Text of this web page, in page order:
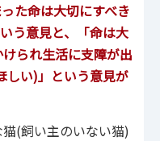
た命は大切にすべき
う意見と、「命は大
られ生活に支障が出
しい)」という意見が
(飼い主のいない猫)